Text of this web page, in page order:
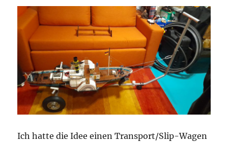
Ich hatte die Idee einen Transport/Slip-Wagen